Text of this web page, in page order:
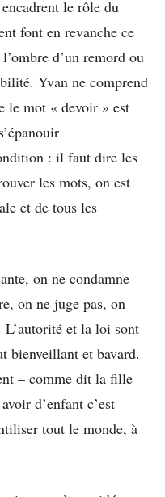
le rôle du
font en revanche ce
d’un remord ou
Yvan ne comprend
le mot « devoir » est
: il faut dire les
les mots, on est
et de tous les
on ne condamne
on ne juge pas, on
L’autorité et la loi sont
bienveillant et bavard.
– comme dit la fille
d’enfant c’est
tout le monde, à